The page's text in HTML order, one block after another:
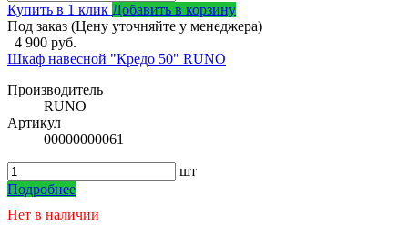
Купить в 1 клик Добавить в корзину
Под заказ (Цену уточняйте у менеджера)
4 900 руб.
Шкаф навесной "Кредо 50" RUNO
Производитель
RUNO
Артикул
00000000061
шт
Подробнее
Нет в наличии